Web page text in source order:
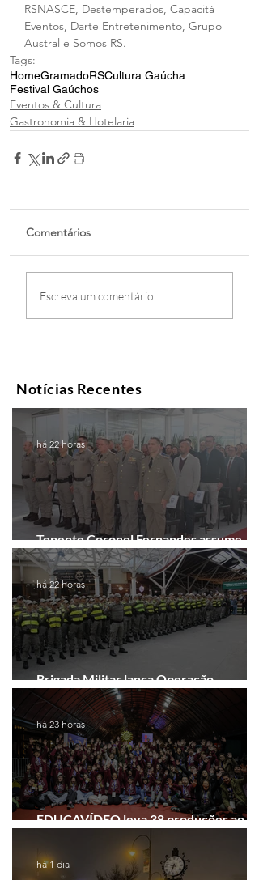
RSNASCE, Destemperados, Capacitá
Eventos, Darte Entretenimento, Grupo
Austral e Somos RS.
Tags:
HomeGramadoRSCultura Gaúcha
Festival Gaúchos
Eventos & Cultura
Gastronomia & Hotelaria
Comentários
Escreva um comentário
Notícias Recentes
Tenente Coronel Fernandes assume
comando do 41º BPM em Gramado
há 22 horas
Brigada Militar lança Operação
Convergência na Região das Hortênsias
há 22 horas
EDUCAVÍDEO leva 38 produções ao
Festival de Cinema de Gramado
há 23 horas
há 1 dia